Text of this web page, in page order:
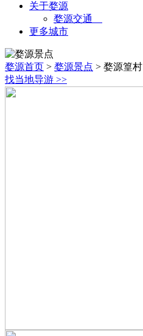
关于婺源
婺源交通
更多城市
婺源首页 > 婺源景点 > 婺源篁村
找当地导游 >>